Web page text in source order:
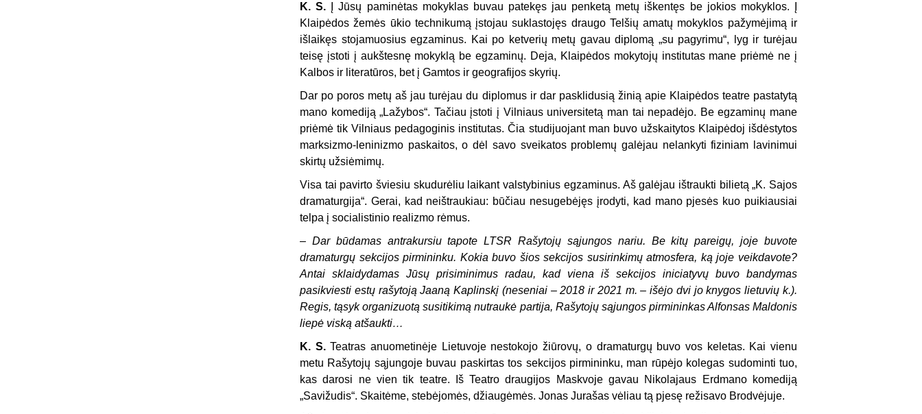
K. S. Į Jūsų paminėtas mokyklas buvau patekęs jau penketą metų iškentęs be jokios mokyklos. Į
Klaipėdos žemės ūkio technikumą įstojau suklastojęs draugo Telšių amatų mokyklos pažymėjimą ir
išlaikęs stojamuosius egzaminus. Kai po ketverių metų gavau diplomą „su pagyrimu“, lyg ir turėjau
teisę įstoti į aukštesnę mokyklą be egzaminų. Deja, Klaipėdos mokytojų institutas mane priėmė ne į
Kalbos ir literatūros, bet į Gamtos ir geografijos skyrių.
Dar po poros metų aš jau turėjau du diplomus ir dar pasklidusią žinią apie Klaipėdos teatre pastatytą
mano komediją „Lažybos“. Tačiau įstoti į Vilniaus universitetą man tai nepadėjo. Be egzaminų mane
priėmė tik Vilniaus pedagoginis institutas. Čia studijuojant man buvo užskaitytos Klaipėdoj išdėstytos
marksizmo-leninizmo paskaitos, o dėl savo sveikatos problemų galėjau nelankyti fiziniam lavinimui
skirtų užsiėmimų.
Visa tai pavirto šviesiu skudurėliu laikant valstybinius egzaminus. Aš galėjau ištraukti bilietą „K. Sajos
dramaturgija“. Gerai, kad neištraukiau: būčiau nesugebėjęs įrodyti, kad mano pjesės kuo puikiausiai
telpa į socialistinio realizmo rėmus.
– Dar būdamas antrakursiu tapote LTSR Rašytojų sąjungos nariu. Be kitų pareigų, joje buvote
dramaturgų sekcijos pirmininku. Kokia buvo šios sekcijos susirinkimų atmosfera, ką joje veikdavote?
Antai sklaidydamas Jūsų prisiminimus radau, kad viena iš sekcijos iniciatyvų buvo bandymas
pasikviesti estų rašytoją Jaaną Kaplinskį (neseniai – 2018 ir 2021 m. – išėjo dvi jo knygos lietuvių k.).
Regis, tąsyk organizuotą susitikimą nutraukė partija, Rašytojų sąjungos pirmininkas Alfonsas Maldonis
liepė viską atšaukti…
K. S.Teatras anuometinėje Lietuvoje nestokojo žiūrovų, o dramaturgų buvo vos keletas. Kai vienu
metu Rašytojų sąjungoje buvau paskirtas tos sekcijos pirmininku, man rūpėjo kolegas sudominti tuo,
kas darosi ne vien tik teatre. Iš Teatro draugijos Maskvoje gavau Nikolajaus Erdmano komediją
„Savižudis“. Skaitėme, stebėjomės, džiaugėmės. Jonas Jurašas vėliau tą pjesę režisavo Brodvėjuje.